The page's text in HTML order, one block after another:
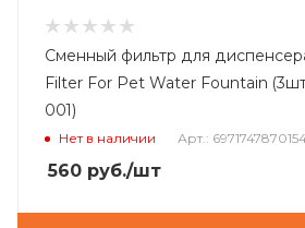
Сменный фильтр для диспенсера Xiaomi
Filter For Pet Water Fountain
001)
Нет в наличии Арт.:
560 руб./шт